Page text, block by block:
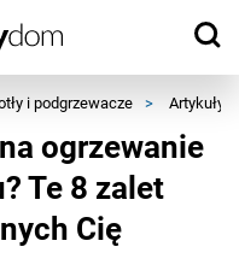
i podgrzewacze > Artykuły
ogrzewanie
Te 8 zalet
Cię